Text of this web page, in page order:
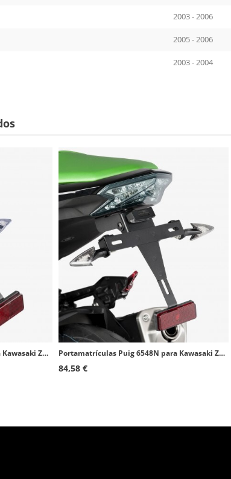
2003 - 2006
2005 - 2006
2003 - 2004
Portamatrículas Puig 7102N para Kawasaki Z1000 (14-20), Z1100 (26) Portamatrículas Puig 6548N para Kawasaki Z800 (13-16), Z800E (13-16)
84,58 €